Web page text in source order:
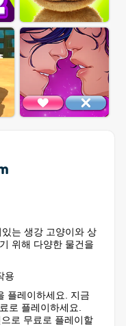
는 생강 고양이와 상
위해 다양한 물건을
용
플레이하세요. 지금
로 플레이하세요.
로 무료로 플레이할